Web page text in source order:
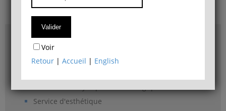
Accès & plans
Bibliothèque du Département de philosophie
Service d'esthétique
Voir
Retour |Accueil | English